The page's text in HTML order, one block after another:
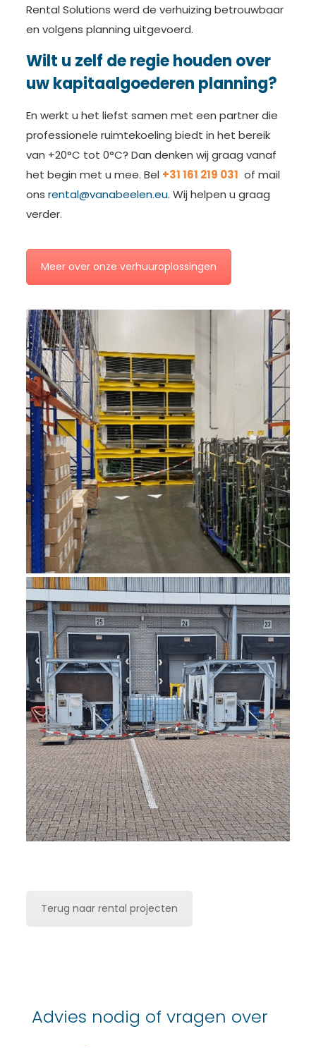
Rental Solutions werd de verhuizing betrouwbaar
en volgens planning uitgevoerd.
Wilt u zelf de regie houden over
uw kapitaalgoederen planning?
En werkt u het liefst samen met een partner die
professionele ruimtekoeling biedt in het bereik
van +20°C tot 0°C? Dan denken wij graag vanaf
het begin met u mee. Bel +31 161 219 031 of mail
ons rental@vanabeelen.eu. Wij helpen u graag
verder.
Meer over onze verhuuroplossingen
Terug naar rental projecten
Advies nodig of vragen over